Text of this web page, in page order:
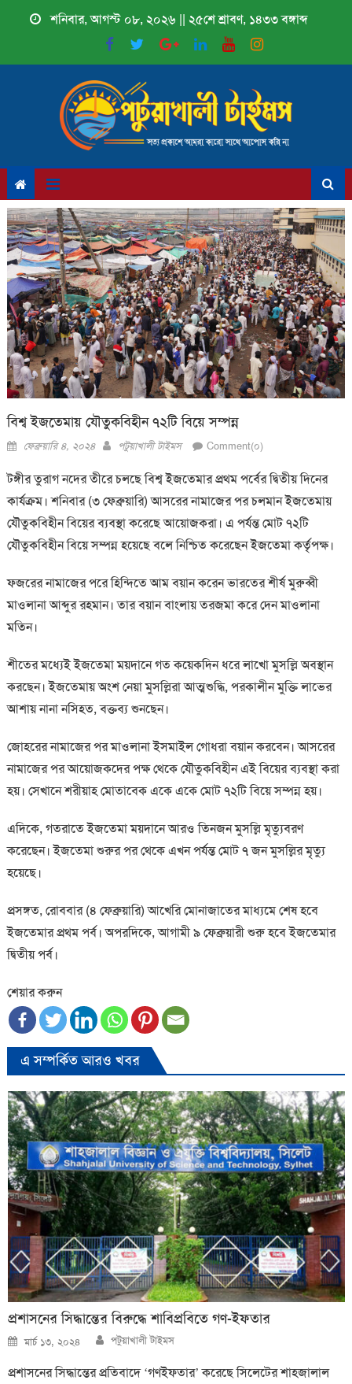
শনিবার, আগস্ট ০৮, ২০২৬ || ২৫শে শ্রাবণ, ১৪৩৩ বঙ্গাব্দ
বিশ্ব ইজতেমায় যৌতুকবিহীন ৭২টি বিয়ে সম্পন্ন
Posted
ফেব্রুয়ারি ৪, ২০২৪ Author
পটুয়াখালী টাইমস Comment(০)
টঙ্গীর তুরাগ নদের তীরে চলছে বিশ্ব ইজতেমার প্রথম পর্বের দ্বিতীয় দিনের
কার্যক্রম। শনিবার (৩ ফেব্রুয়ারি) আসরের নামাজের পর চলমান ইজতেমায়
যৌতুকবিহীন বিয়ের ব্যবস্থা করেছে আয়োজকরা। এ পর্যন্ত মোট ৭২টি
যৌতুকবিহীন বিয়ে সম্পন্ন হয়েছে বলে নিশ্চিত করেছেন ইজতেমা কর্তৃপক্ষ।
ফজরের নামাজের পরে হিন্দিতে আম বয়ান করেন ভারতের শীর্ষ মুরুব্বী
মাওলানা আব্দুর রহমান। তার বয়ান বাংলায় তরজমা করে দেন মাওলানা
মতিন।
শীতের মধ্যেই ইজতেমা ময়দানে গত কয়েকদিন ধরে লাখো মুসল্লি অবস্থান
করছেন। ইজতেমায় অংশ নেয়া মুসল্লিরা আত্মশুদ্ধি, পরকালীন মুক্তি লাভের
আশায় নানা নসিহত, বক্তব্য শুনছেন।
জোহরের নামাজের পর মাওলানা ইসমাইল গোধরা বয়ান করবেন। আসরের
নামাজের পর আয়োজকদের পক্ষ থেকে যৌতুকবিহীন এই বিয়ের ব্যবস্থা করা
হয়। সেখানে শরীয়াহ মোতাবেক একে একে মোট ৭২টি বিয়ে সম্পন্ন হয়।
এদিকে, গতরাতে ইজতেমা ময়দানে আরও তিনজন মুসল্লি মৃত্যুবরণ
করেছেন। ইজতেমা শুরুর পর থেকে এখন পর্যন্ত মোট ৭ জন মুসল্লির মৃত্যু
হয়েছে।
প্রসঙ্গত, রোববার (৪ ফেব্রুয়ারি) আখেরি মোনাজাতের মাধ্যমে শেষ হবে
ইজতেমার প্রথম পর্ব। অপরদিকে, আগামী ৯ ফেব্রুয়ারী শুরু হবে ইজতেমার
দ্বিতীয় পর্ব।
শেয়ার করুন
এ সম্পর্কিত আরও খবর
প্রশাসনের সিদ্ধান্তের বিরুদ্ধে শাবিপ্রবিতে গণ-ইফতার
Posted
on
মার্চ ১৩, ২০২৪ Author
পটুয়াখালী টাইমস
প্রশাসনের সিদ্ধান্তের প্রতিবাদে ‘গণইফতার’ করেছে সিলেটের শাহজালাল